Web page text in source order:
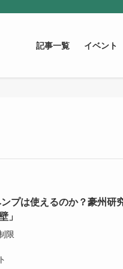
記事一覧 イベント
プは使えるのか？豪州研
」
限